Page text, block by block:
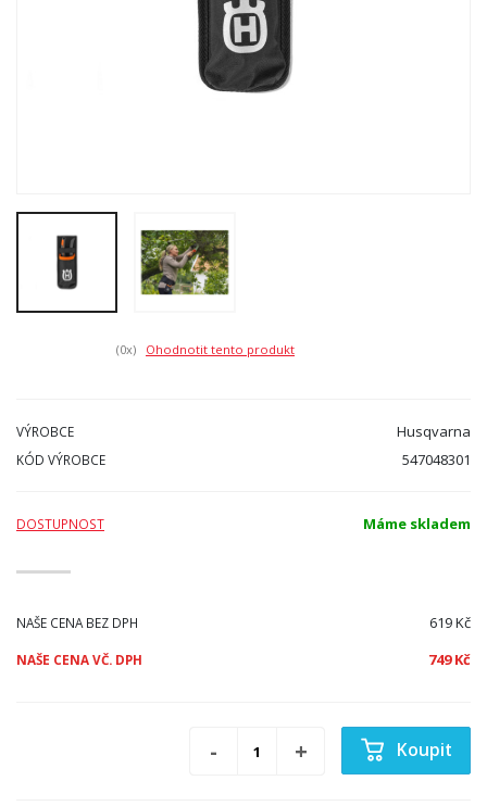
(0x) Ohodnotit tento produkt
VÝROBCE Husqvarna
KÓD VÝROBCE 547048301
DOSTUPNOST Máme skladem
NAŠE CENA BEZ DPH 619 Kč
NAŠE CENA VČ. DPH 749 Kč
Koupit